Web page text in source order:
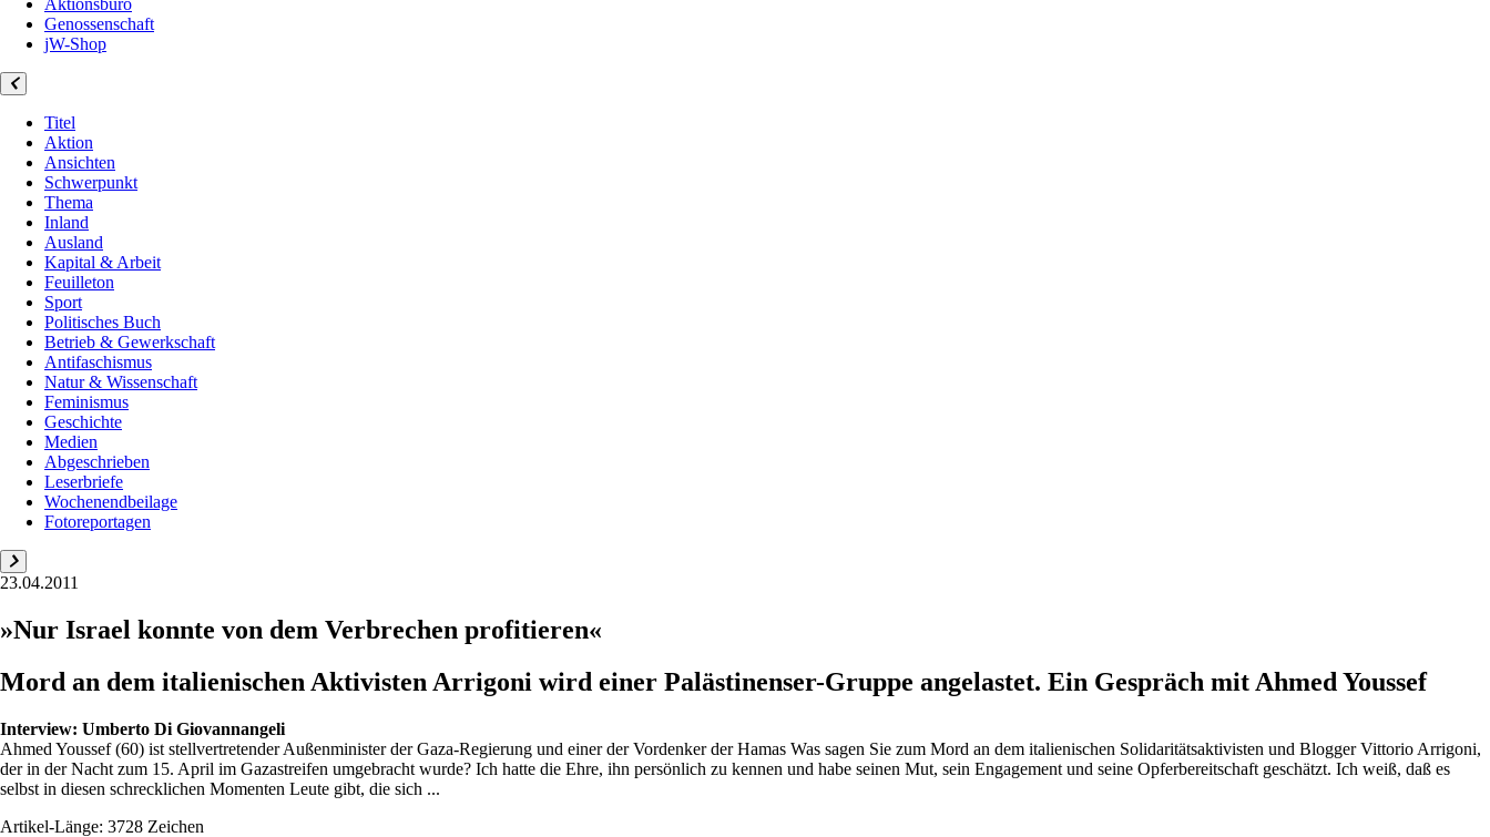
Aktionsbüro
Genossenschaft
jW-Shop
Titel
Aktion
Ansichten
Schwerpunkt
Thema
Inland
Ausland
Kapital & Arbeit
Feuilleton
Sport
Politisches Buch
Betrieb & Gewerkschaft
Antifaschismus
Natur & Wissenschaft
Feminismus
Geschichte
Medien
Abgeschrieben
Leserbriefe
Wochenendbeilage
Fotoreportagen
23.04.2011
»Nur Israel konnte von dem Verbrechen profitieren«
Mord an dem italienischen Aktivisten Arrigoni wird einer Palästinenser-Gruppe angelastet. Ein Gespräch mit Ahmed Youssef
Interview: Umberto Di Giovannangeli
Ahmed Youssef (60) ist stellvertretender Außenminister der Gaza-Regierung und einer der Vordenker der Hamas Was sagen Sie zum Mord an dem italienischen Solidaritätsaktivisten und Blogger Vittorio Arrigoni,
der in der Nacht zum 15. April im Gazastreifen umgebracht wurde? Ich hatte die Ehre, ihn persönlich zu kennen und habe seinen Mut, sein Engagement und seine Opferbereitschaft geschätzt. Ich weiß, daß es
selbst in diesen schrecklichen Momenten Leute gibt, die sich ...
Artikel-Länge: 3728 Zeichen